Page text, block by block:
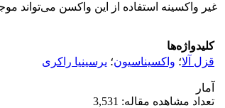
غیر واکسینه استفاده از این واکسن می‌تواند
کلیدواژه‌ها
قزل آلا؛ واکسیناسیون؛ یرسینیا راکری
آمار
تعداد مشاهده مقاله: 3,531